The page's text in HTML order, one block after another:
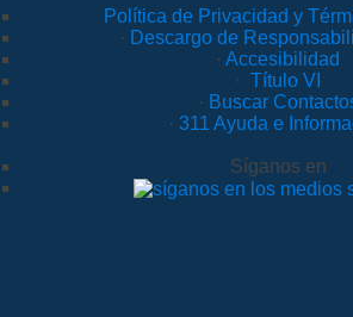
Política de Privacidad y
· Descargo de
· Accesibilidad
· Título VI
· Buscar
· 311 Ayuda e
Síganos en